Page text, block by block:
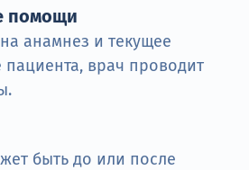
помощи
анамнез и текущее
пациента, врач проводит
быть до или после